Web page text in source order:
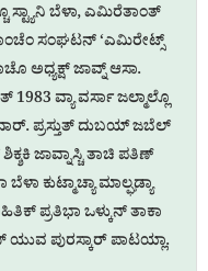
ಸ್ಟ್ಯಾನಿ ಬೆಳಾ, ಎಮಿರೆತಾಂತ್
ಸಂಘಟನ್ ‘ಎಮಿರೇಟ್ಸ್
ಅಧ್ಯಕ್ಷ್ ಜಾವ್ನ್ ಆಸಾ.
ವ್ಯಾ ವರ್ಸಾ ಜಲ್ಮಾಲ್ಲೊ
ಪ್ರಸ್ತುತ್ ದುಬಯ್ ಜಬೆಲ್
ಜಾವ್ನಾಸ್ಚಿ ತಾಚಿ ಪತಿಣ್
ಕುಟ್ಮಾಚ್ಯಾ ಮಾಲ್ಘಡ್ಯಾ
ಪ್ರತಿಭಾ ಒಳ್ಕುನ್ ತಾಕಾ
ಪುರಸ್ಕಾರ್ ಪಾಟಯ್ಲಾ.